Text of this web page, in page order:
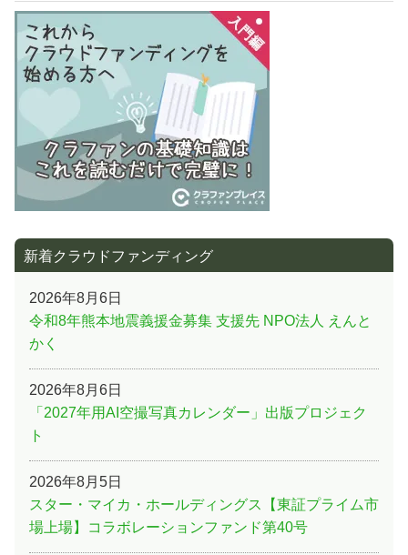
ー
シ
ョ
ン
事:
新着クラウドファンディング
2026年8月6日
令和8年熊本地震義援金募集 支援先 NPO法人 えんと
かく
2026年8月6日
「2027年用AI空撮写真カレンダー」出版プロジェク
ト
2026年8月5日
スター・マイカ・ホールディングス【東証プライム市
場上場】コラボレーションファンド第40号